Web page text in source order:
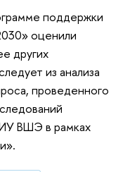
поддержки
оценили
других
из анализа
проведенного
ВШЭ в рамках